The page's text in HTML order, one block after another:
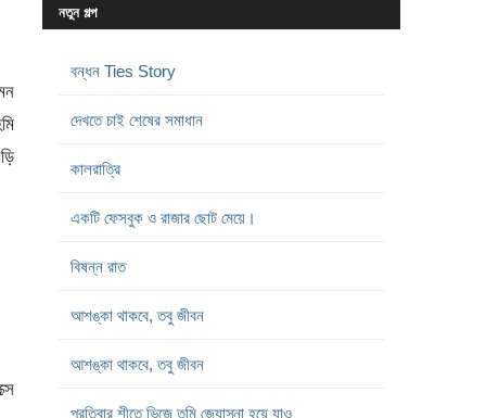
নতুন গল্প
বন্ধন Ties Story
দেখতে চাই শেষের সমাধান
কালরাত্রি
একটি ফেসবুক ও রাজার ছোট মেয়ে।
বিষন্ন রাত
আশঙ্কা থাকবে, তবু জীবন
আশঙ্কা থাকবে, তবু জীবন
প্রতিবার শীতে ভিজে তুমি জ্যোস্না হয়ে যাও